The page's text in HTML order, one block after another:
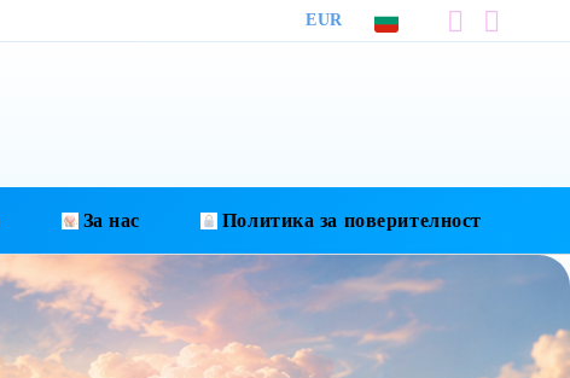
EUR
За нас Политика за поверителност